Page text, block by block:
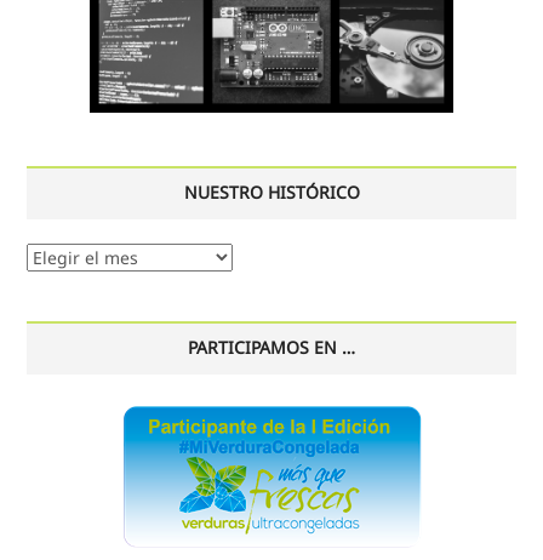
NUESTRO HISTÓRICO
Nuestro
PARTICIPAMOS EN …